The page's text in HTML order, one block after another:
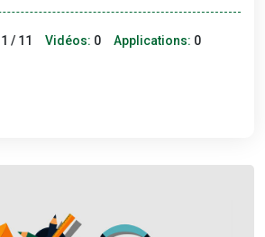
/ 11 Vidéos: 0 Applications: 0